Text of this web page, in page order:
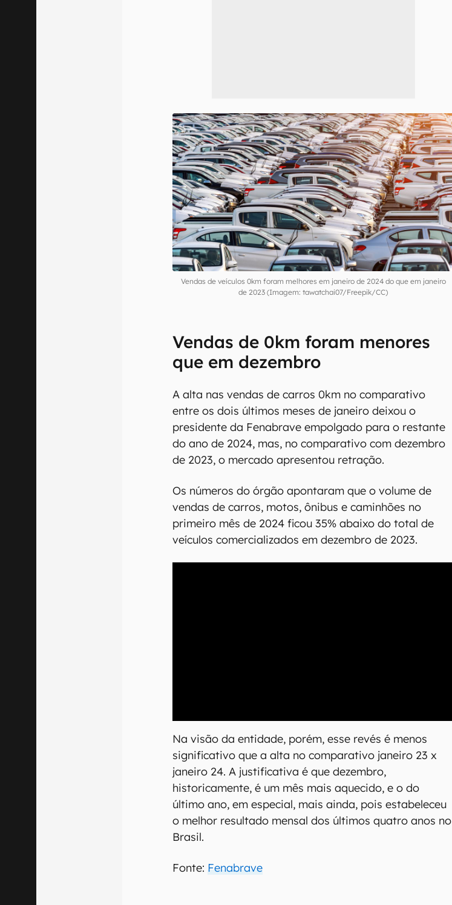
Vendas de veículos 0km foram melhores em janeiro de 2024 do que em janeiro
de 2023 (Imagem: tawatchai07/Freepik/CC)
Vendas de 0km foram menores
que em dezembro
A alta nas vendas de carros 0km no comparativo
entre os dois últimos meses de janeiro deixou o
presidente da Fenabrave empolgado para o restante
do ano de 2024, mas, no comparativo com dezembro
de 2023, o mercado apresentou retração.
Os números do órgão apontaram que o volume de
vendas de carros, motos, ônibus e caminhões no
primeiro mês de 2024 ficou 35% abaixo do total de
veículos comercializados em dezembro de 2023.
Na visão da entidade, porém, esse revés é menos
significativo que a alta no comparativo janeiro 23 x
janeiro 24. A justificativa é que dezembro,
historicamente, é um mês mais aquecido, e o do
último ano, em especial, mais ainda, pois estabeleceu
o melhor resultado mensal dos últimos quatro anos no
Brasil.
Fonte: Fenabrave